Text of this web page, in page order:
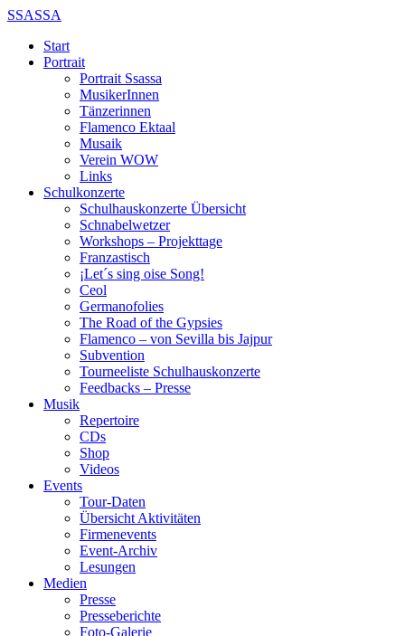
SSASSA
Start
Portrait
Portrait Ssassa
MusikerInnen
Tänzerinnen
Flamenco Ektaal
Musaik
Verein WOW
Links
Schulkonzerte
Schulhauskonzerte Übersicht
Schnabelwetzer
Workshops – Projekttage
Franzastisch
¡Let´s sing oise Song!
Ceol
Germanofolies
The Road of the Gypsies
Flamenco – von Sevilla bis Jajpur
Subvention
Tourneeliste Schulhauskonzerte
Feedbacks – Presse
Musik
Repertoire
CDs
Shop
Videos
Events
Tour-Daten
Übersicht Aktivitäten
Firmenevents
Event-Archiv
Lesungen
Medien
Presse
Presseberichte
Foto-Galerie